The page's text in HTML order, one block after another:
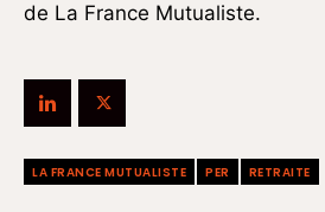
de La France Mutualiste.
LA FRANCE MUTUALISTE PER RETRAITE